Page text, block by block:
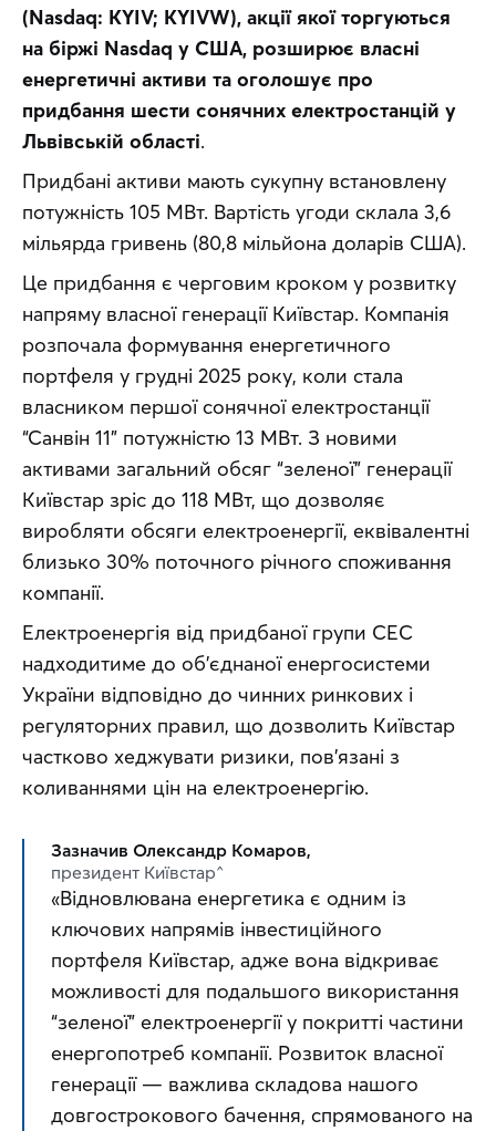
(Nasdaq: KYIV; KYIVW), акції якої торгуються
на біржі Nasdaq у США, розширює власні
енергетичні активи та оголошує про
придбання шести сонячних електростанцій у
Львівській області.
Придбані активи мають сукупну встановлену
потужність 105 МВт. Вартість угоди склала 3,6
мільярда гривень (80,8 мільйона доларів США).
Це придбання є черговим кроком у розвитку
напряму власної генерації Київстар. Компанія
розпочала формування енергетичного
портфеля у грудні 2025 року, коли стала
власником першої сонячної електростанції
“Санвін 11” потужністю 13 МВт. З новими
активами загальний обсяг “зеленої” генерації
Київстар зріс до 118 МВт, що дозволяє
виробляти обсяги електроенергії, еквівалентні
близько 30% поточного річного споживання
компанії.
Електроенергія від придбаної групи СЕС
надходитиме до об’єднаної енергосистеми
України відповідно до чинних ринкових і
регуляторних правил, що дозволить Київстар
частково хеджувати ризики, пов’язані з
коливаннями цін на електроенергію.
Зазначив Олександр Комаров,
президент Київстар^
«Відновлювана енергетика є одним із
ключових напрямів інвестиційного
портфеля Київстар, адже вона відкриває
можливості для подальшого використання
“зеленої” електроенергії у покритті частини
енергопотреб компанії. Розвиток власної
генерації — важлива складова нашого
довгострокового бачення, спрямованого на